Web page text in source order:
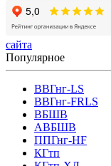
сайта
Популярное
ВВГнг-LS
ВВГнг-FRLS
ВБШВ
АВБШВ
ППГнг-HF
КГтп